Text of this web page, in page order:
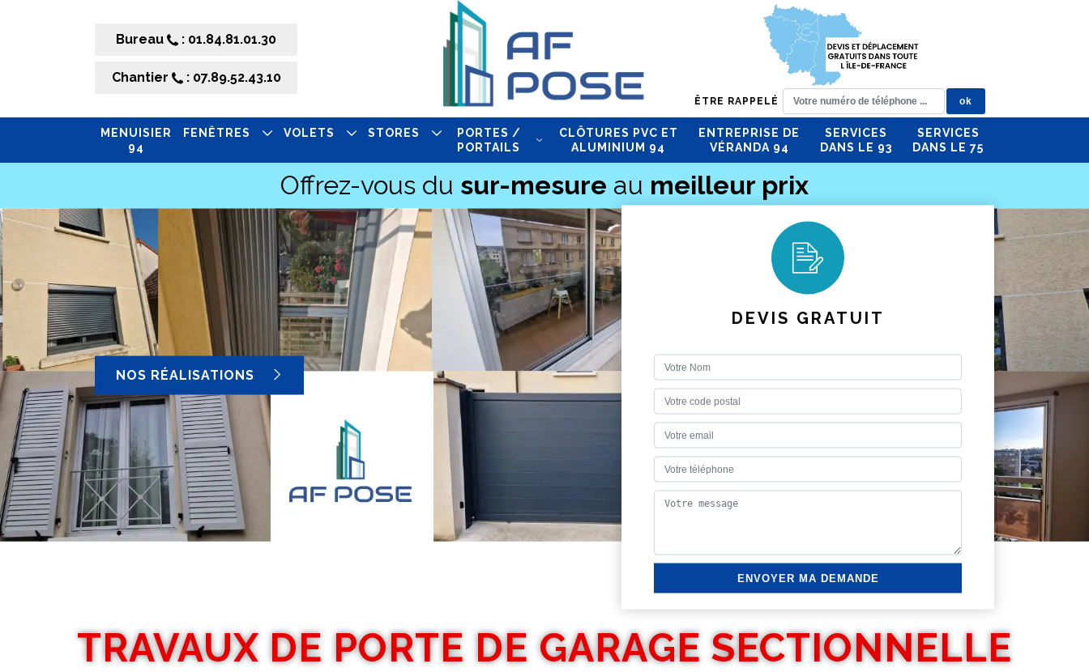
Bureau : 01.84.81.01.30
Chantier : 07.89.52.43.10
ÊTRE RAPPELÉ
MENUISIER
94
FENÊTRES VOLETS STORES
PORTES /
PORTAILS
CLÔTURES PVC ET
ALUMINIUM 94
ENTREPRISE DE
VÉRANDA 94
SERVICES
DANS LE 93
SERVICES
DANS LE 75
Offrez-vous du sur-mesure au meilleur prix
NOS RÉALISATIONS
DEVIS GRATUIT
TRAVAUX DE PORTE DE GARAGE SECTIONNELLE